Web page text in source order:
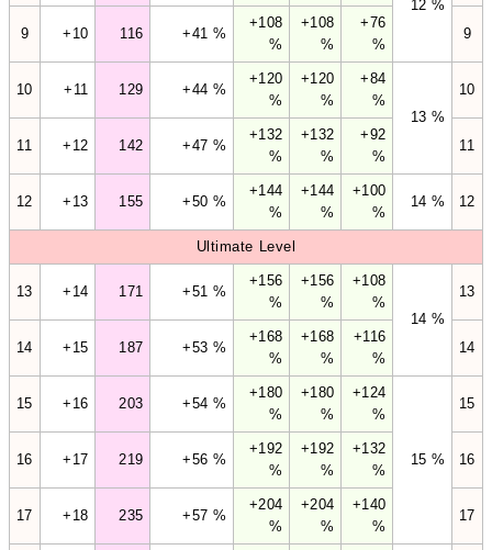
12 %
9
+10 116 +41 %
+108
%
+108
%
+76
%
9
10 +11 129 +44 %
+120
%
+120
%
+84
%
13 %
10
11 +12 142 +47 %
+132
%
+132
%
+92
%
11
12 +13 155 +50 %
+144
%
+144
%
+100
%
14 % 12
Ultimate Level
13 +14 171 +51 %
+156
%
+156
%
+108
%
14 %
13
14 +15 187 +53 %
+168
%
+168
%
+116
%
14
15 +16 203 +54 %
+180
%
+180
%
+124
%
15 %
15
16 +17 219 +56 %
+192
%
+192
%
+132
%
16
17 +18 235 +57 %
+204
%
+204
%
+140
%
17